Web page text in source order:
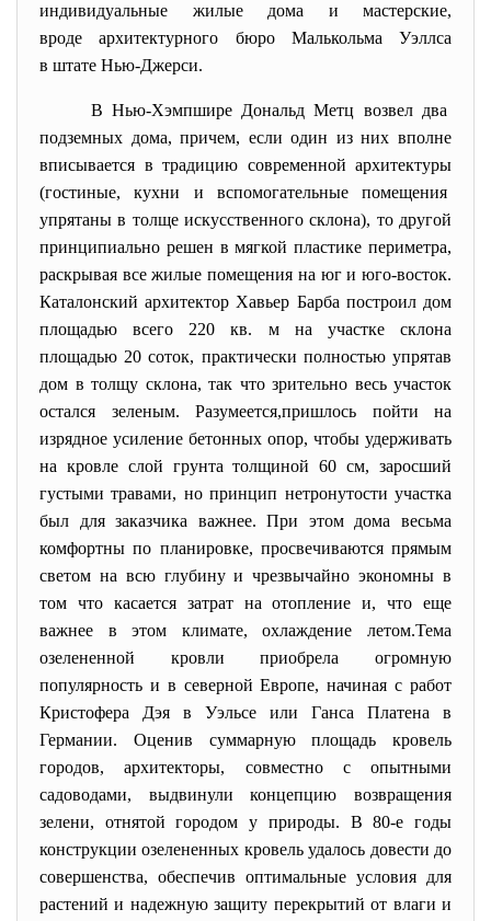
индивидуальные жилые дома и мастерские,
вроде архитектурного бюро Малькольма Уэллса
в штате Нью-Джерси.
В Нью-Хэмпшире Дональд Метц возвел два
подземных дома, причем, если один из них вполне
вписывается в традицию современной архитектуры
(гостиные, кухни и вспомогательные помещения
упрятаны в толще искусственного склона), то другой
принципиально решен в мягкой пластике периметра,
раскрывая все жилые помещения на юг и юго-восток.
Каталонский архитектор Хавьер Барба построил дом
площадью всего 220 кв. м на участке склона
площадью 20 соток, практически полностью упрятав
дом в толщу склона, так что зрительно весь участок
остался зеленым. Разумеется,пришлось пойти на
изрядное усиление бетонных опор, чтобы удерживать
на кровле слой грунта толщиной 60 см, заросший
густыми травами, но принцип нетронутости участка
был для заказчика важнее. При этом дома весьма
комфортны по планировке, просвечиваются прямым
светом на всю глубину и чрезвычайно экономны в
том что касается затрат на отопление и, что еще
важнее в этом климате, охлаждение летом.Тема
озелененной кровли приобрела огромную
популярность и в северной Европе, начиная с работ
Кристофера Дэя в Уэльсе или Ганса Платена в
Германии. Оценив суммарную площадь кровель
городов, архитекторы, совместно с опытными
садоводами, выдвинули концепцию возвращения
зелени, отнятой городом у природы. В 80-е годы
конструкции озелененных кровель удалось довести до
совершенства, обеспечив оптимальные условия для
растений и надежную защиту перекрытий от влаги и